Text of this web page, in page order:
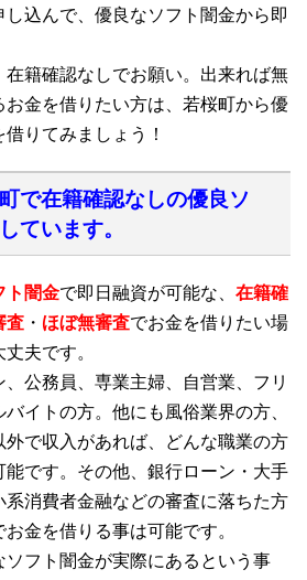
し込んで、優良なソフト闇金から即
籍確認なしでお願い。出来れば無
金を借りたい方は、若桜町から優
りてみましょう！
で在籍確認なしの優良ソ
ています。
ト闇金で即日融資が可能な、 在籍確
査 ・ ほぼ無審査でお金を借りたい場
夫です。
公務員、専業主婦、自営業、フリ
イトの方。他にも風俗業界の方、
で収入があれば、どんな職業の方
能です。その他、銀行ローン・大手
消費者金融などの審査に落ちた方
金を借りる事は可能です。
フト闇金が実際にあるという事